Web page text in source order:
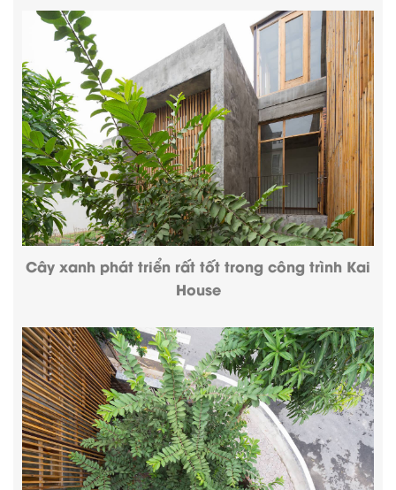
Cây xanh phát triển rất tốt trong công trình Kai
House